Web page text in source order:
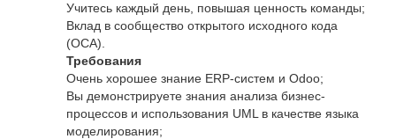
Учитесь каждый день, повышая ценность команды;
Вклад в сообщество открытого исходного кода
(OCA).
Требования
Очень хорошее знание ERP-систем и Odoo;
Вы демонстрируете знания анализа бизнес-
процессов и использования UML в качестве языка
моделирования;